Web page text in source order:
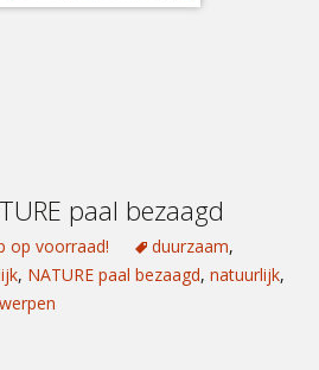
paal bezaagd
op voorraad! duurzaam,
, NATURE paal bezaagd, natuurlijk,